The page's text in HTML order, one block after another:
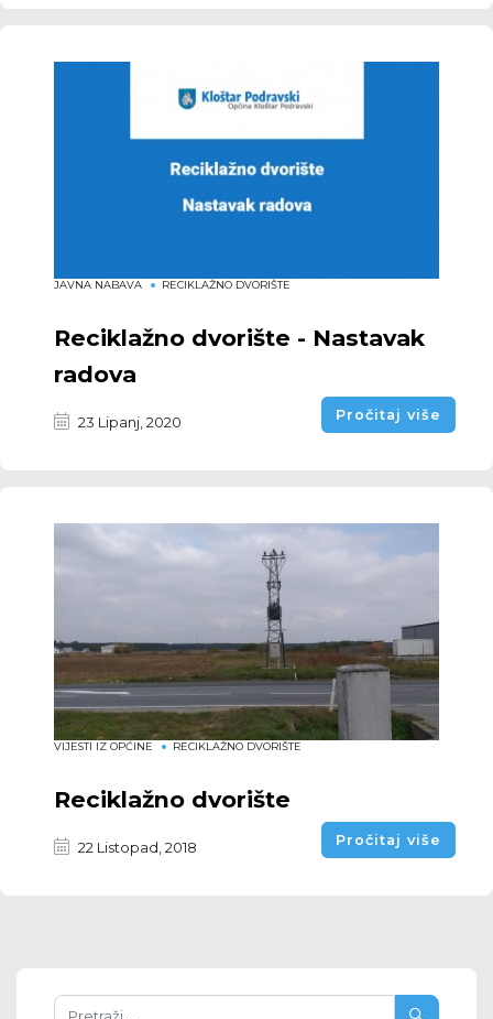
JAVNA NABAVA RECIKLAŽNO DVORIŠTE
Reciklažno dvorište - Nastavak
radova
23 Lipanj, 2020 Pročitaj više
VIJESTI IZ OPĆINE RECIKLAŽNO DVORIŠTE
Reciklažno dvorište
22 Listopad, 2018 Pročitaj više